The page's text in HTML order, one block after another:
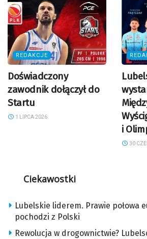
REDAKCJE
Doświadczony
zawodnik dołączył do
Startu
1 LIPCA 2026
i
30
Ciekawostki
Lubelskie liderem. Prawie połowa
pochodzi z Polski
Rewolucja w drogownictwie?